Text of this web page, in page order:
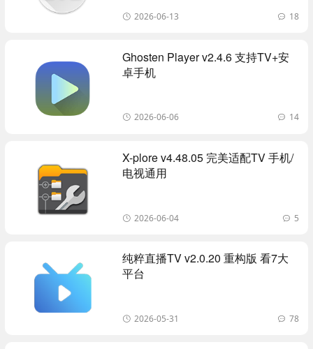
2026-06-13 18
Ghosten Player v2.4.6 支持TV+安
卓手机
2026-06-06 14
X-plore v4.48.05 完美适配TV 手机/
电视通用
2026-06-04 5
纯粹直播TV v2.0.20 重构版 看7大
平台
2026-05-31 78